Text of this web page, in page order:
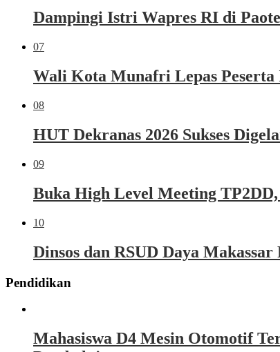
Dampingi Istri Wapres RI di
07
Wali Kota Munafri Lepas Peserta
08
HUT Dekranas 2026 Sukses
09
Buka High Level Meeting
10
Dinsos dan RSUD Daya
Pendidikan
Mahasiswa D4 Mesin Otomotif